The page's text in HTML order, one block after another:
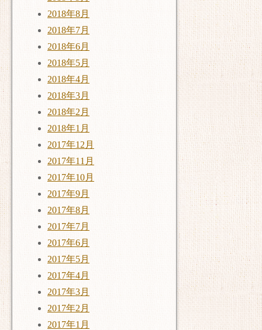
2018年8月
2018年7月
2018年6月
2018年5月
2018年4月
2018年3月
2018年2月
2018年1月
2017年12月
2017年11月
2017年10月
2017年9月
2017年8月
2017年7月
2017年6月
2017年5月
2017年4月
2017年3月
2017年2月
2017年1月